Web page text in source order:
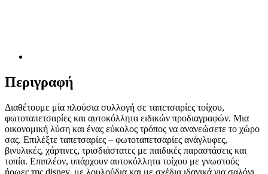
Περιγραφή
Διαθέτουμε μία πλούσια συλλογή σε ταπετσαρίες τοίχου,
φωτοταπετσαρίες και αυτοκόλλητα ειδικών προδιαγραφών. Μια
οικονομική λύση και ένας εύκολος τρόπος να ανανεώσετε το χώρο
σας. Επιλέξτε ταπετσαρίες – φωτοταπετσαρίες ανάγλυφες,
βινυλικές, χάρτινες, τρισδιάστατες με παιδικές παραστάσεις και
τοπία. Επιπλέον, υπάρχουν αυτοκόλλητα τοίχου με γνωστούς
ήρωες της disney, με λουλούδια και με σχέδια ιδανικά για σαλόνι